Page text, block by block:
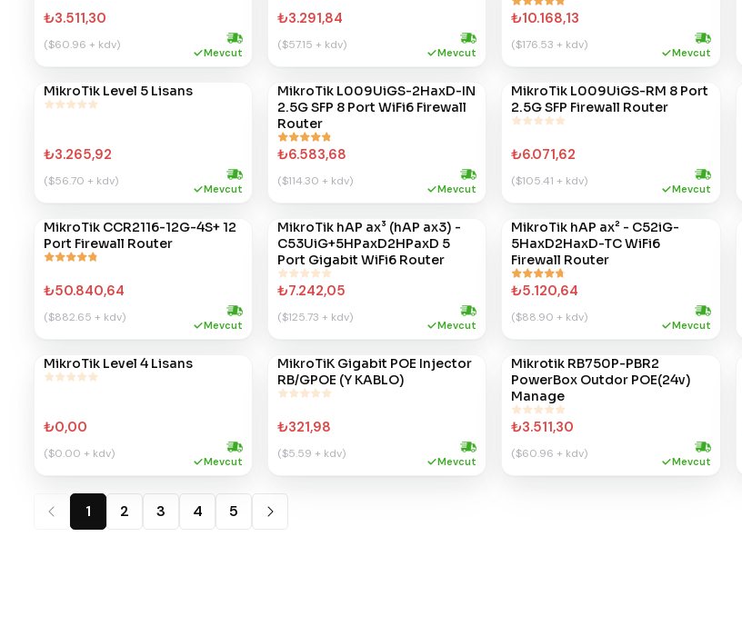
₺3.511,30
($60.96 + kdv) Hızlı kargo
Mevcut
₺3.291,84
($57.15 + kdv) Hızlı kargo
Mevcut
₺10.168,13
($176.53 + kdv) Hızlı
Mevcut
405
MikroTik Level 5 Lisans
₺3.265,92
($56.70 + kdv) Hızlı kargo
Mevcut
#388
MikroTik L009UiGS-2HaxD-IN
2.5G SFP 8 Port WiFi6 Firewall
Router
₺6.583,68
($114.30 + kdv) Hızlı kargo
Mevcut
#387
MikroTik L009UiGS-RM 8 Port
2.5G SFP Firewall Router
₺6.071,62
($105.41 + kdv) Hızlı
Mevcut
372
MikroTik CCR2116-12G-4S+ 12
Port Firewall Router
₺50.840,64
($882.65 + kdv) Hızlı kargo
Mevcut
#371
MikroTik hAP ax³ (hAP ax3) -
C53UiG+5HPaxD2HPaxD 5
Port Gigabit WiFi6 Router
₺7.242,05
($125.73 + kdv) Hızlı kargo
Mevcut
#365
MikroTik hAP ax² - C52iG-
5HaxD2HaxD-TC WiFi6
Firewall Router
₺5.120,64
($88.90 + kdv) Hızlı
Mevcut
338
MikroTik Level 4 Lisans
₺0,00
($0.00 + kdv) Hızlı kargo
Mevcut
#289
MikroTiK Gigabit POE Injector
RB/GPOE (Y KABLO)
₺321,98
($5.59 + kdv) Hızlı kargo
Mevcut
#269
Mikrotik RB750P-PBR2
PowerBox Outdor POE(24v)
Manage
₺3.511,30
($60.96 + kdv) Hızlı
Mevcut
1 2 3 4 5